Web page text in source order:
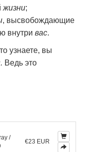
жизни;
, высвобождающие
внутри вас.
узнаете, вы
Ведь это
/
€23 EUR